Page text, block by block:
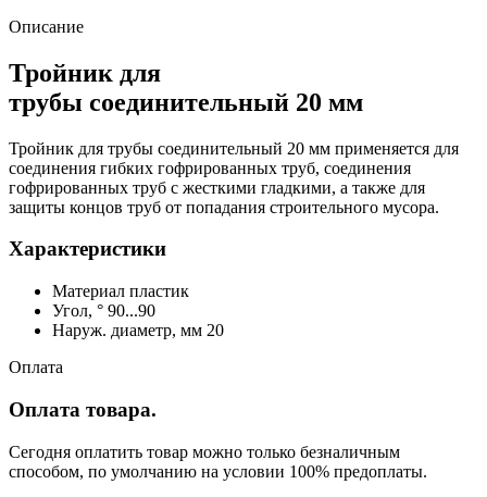
Описание
Тройник для
трубы соединительный 20 мм
Тройник для трубы соединительный 20 мм применяется для
соединения гибких гофрированных труб, соединения
гофрированных труб с жесткими гладкими, а также для
защиты концов труб от попадания строительного мусора.
Характеристики
Материал пластик
Угол, ° 90...90
Наруж. диаметр, мм 20
Оплата
Оплата товара.
Сегодня оплатить товар можно только безналичным
способом, по умолчанию на условии 100% предоплаты.